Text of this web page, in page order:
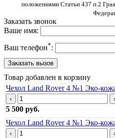
положениями Статьи 437 п.2
Заказать звонок
Ваше имя:
Ваш телефон*:
Товар добавлен в корзину
Чехол Land Rover 4 №1 Эко-
‹ ›
5 500 руб.
Чехол Land Rover 4 №1 Эко-
‹ ›